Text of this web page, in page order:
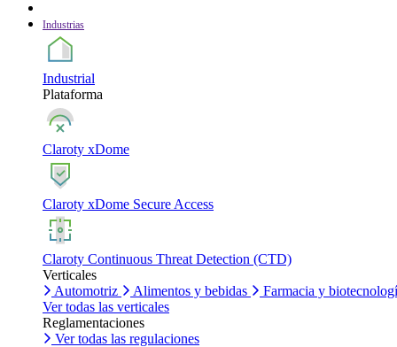
Industrias
Industrial
Plataforma
Claroty xDome
Claroty xDome Secure Access
Claroty Continuous Threat Detection (CTD)
Verticales
Automotriz
Alimentos y bebidas
Farmacia y
Ver todas las verticales
Reglamentaciones
Ver todas las regulaciones